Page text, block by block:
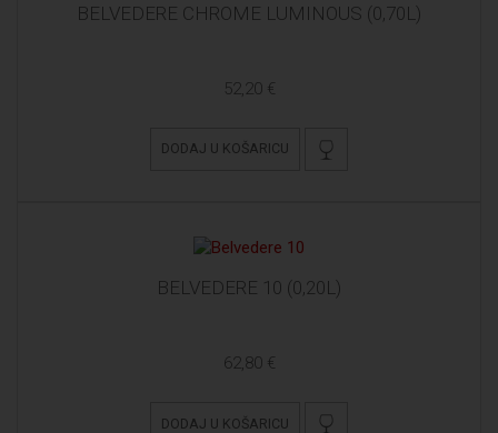
BELVEDERE CHROME LUMINOUS (0,70L)
52,20 €
DODAJ U KOŠARICU
BELVEDERE 10 (0,20L)
62,80 €
DODAJ U KOŠARICU